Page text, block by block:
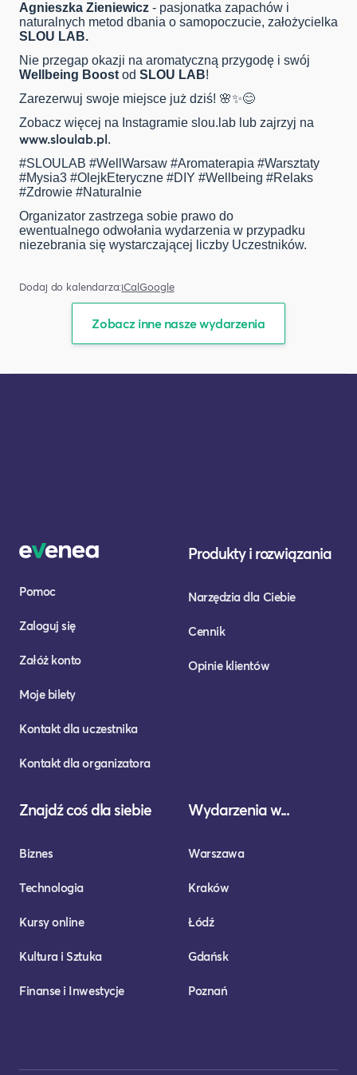
Agnieszka Zieniewicz - pasjonatka zapachów i
naturalnych metod dbania o samopoczucie, założycielka
SLOU LAB.
Nie przegap okazji na aromatyczną przygodę i swój
Wellbeing Boostod SLOU LAB!
Zarezerwuj swoje miejsce już dziś! 🌸✨😊
Zobacz więcej na Instagramie slou.lab lub zajrzyj na
www.sloulab.pl.
#SLOULAB #WellWarsaw #Aromaterapia #Warsztaty
#Mysia3 #OlejkEteryczne #DIY #Wellbeing #Relaks
#Zdrowie #Naturalnie
Organizator zastrzega sobie prawo do
ewentualnego odwołania wydarzenia w przypadku
niezebrania się wystarczającej liczby Uczestników.
Dodaj do kalendarza:iCalGoogle
Zobacz inne nasze wydarzenia
Pomoc
Zaloguj się
Załóż konto
Moje bilety
Kontakt dla uczestnika
Kontakt dla organizatora
Produkty i rozwiązania
Narzędzia dla Ciebie
Cennik
Opinie klientów
Znajdź coś dla siebie
Biznes
Technologia
Kursy online
Kultura i Sztuka
Finanse i Inwestycje
Wydarzenia w...
Warszawa
Kraków
Łódź
Gdańsk
Poznań